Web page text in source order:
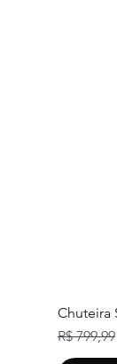
Chuteira
Preço
R$ 799,99